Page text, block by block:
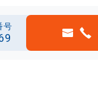
号